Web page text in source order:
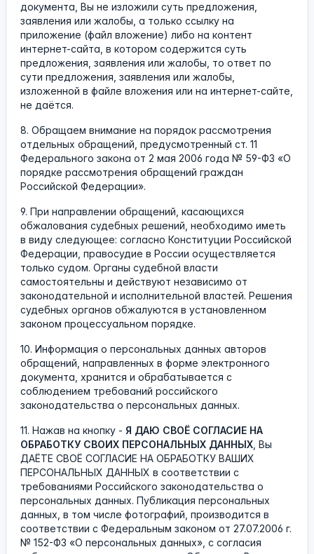
документа, Вы не изложили суть предложения,
заявления или жалобы, а только ссылку на
приложение (файл вложение) либо на контент
интернет-сайта, в котором содержится суть
предложения, заявления или жалобы, то ответ по
сути предложения, заявления или жалобы,
изложенной в файле вложения или на интернет-сайте,
не даётся.
8. Обращаем внимание на порядок рассмотрения
отдельных обращений, предусмотренный ст. 11
Федерального закона от 2 мая 2006 года № 59-ФЗ «О
порядке рассмотрения обращений граждан
Российской Федерации».
9. При направлении обращений, касающихся
обжалования судебных решений, необходимо иметь
в виду следующее: согласно Конституции Российской
Федерации, правосудие в России осуществляется
только судом. Органы судебной власти
самостоятельны и действуют независимо от
законодательной и исполнительной властей. Решения
судебных органов обжалуются в установленном
законом процессуальном порядке.
10. Информация о персональных данных авторов
обращений, направленных в форме электронного
документа, хранится и обрабатывается с
соблюдением требований российского
законодательства о персональных данных.
11. Нажав на кнопку - Я ДАЮ СВОЁ СОГЛАСИЕ НА
ОБРАБОТКУ СВОИХ ПЕРСОНАЛЬНЫХ ДАННЫХ , Вы
ДАЁТЕ СВОЁ СОГЛАСИЕ НА ОБРАБОТКУ ВАШИХ
ПЕРСОНАЛЬНЫХ ДАННЫХ в соответствии с
требованиями Российского законодательства о
персональных данных. Публикация персональных
данных, в том числе фотографий, производится в
соответствии с Федеральным законом от 27.07.2006 г.
№ 152-ФЗ «О персональных данных», с согласия